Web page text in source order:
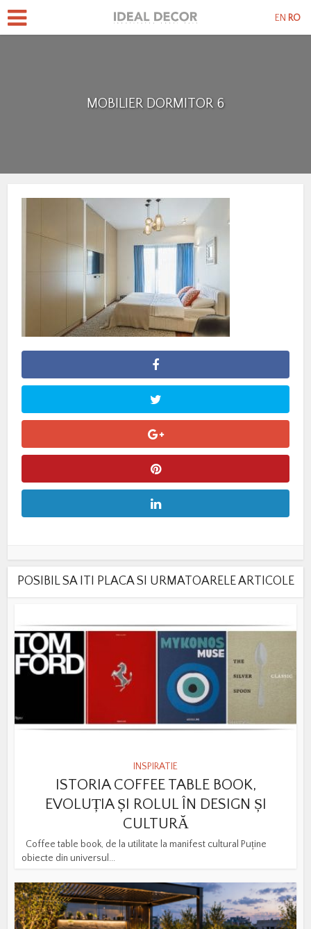
MOBILIER DORMITOR 6
POSIBIL SA ITI PLACA SI URMATOARELE ARTICOLE
INSPIRATIE
ISTORIA COFFEE TABLE BOOK,
EVOLUȚIA ȘI ROLUL ÎN DESIGN ȘI
CULTURĂ
Coffee table book, de la utilitate la manifest cultural Puține
obiecte din universul...
EN RO